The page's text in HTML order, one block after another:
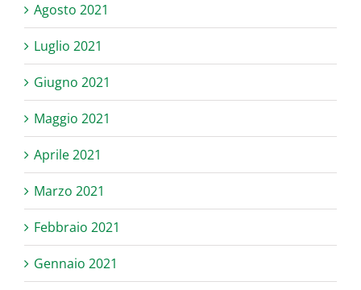
Agosto 2021
Luglio 2021
Giugno 2021
Maggio 2021
Aprile 2021
Marzo 2021
Febbraio 2021
Gennaio 2021